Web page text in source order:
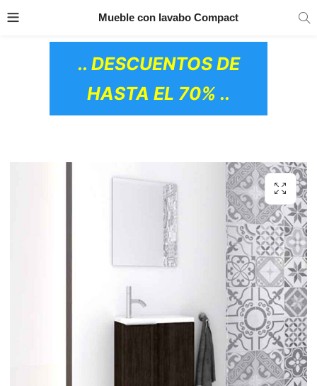
PRODUCTOS
.. DESCUENTOS DE
HASTA EL 70% ..
Mueble con lavabo Compact